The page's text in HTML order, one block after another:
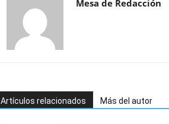
Mesa de Redacción
Artículos relacionados Más del autor